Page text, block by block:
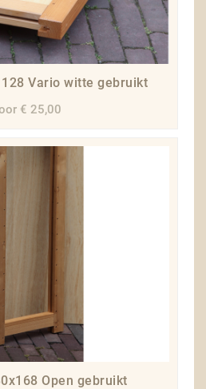
Vario witte gebruikt
€ 25,00
Open gebruikt